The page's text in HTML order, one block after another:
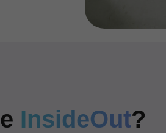
InsideOut?